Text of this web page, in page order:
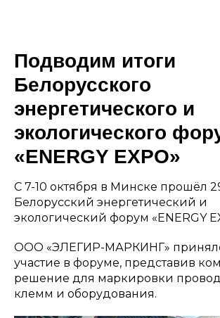
Подводим итоги
Белорусского
энергетического и
экологического
«ENERGY EXPO»
С 7-10 октября в Минске прошёл
Белорусский энергетический и
экологический форум «ENERGY
ООО «ЭЛЕГИР-МАРКИНГ»
участие в форуме, представив
решение для маркировки
клемм и оборудования.